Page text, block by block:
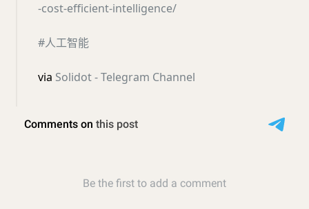
-cost-efficient-intelligence/
#人工智能
via Solidot - Telegram Channel